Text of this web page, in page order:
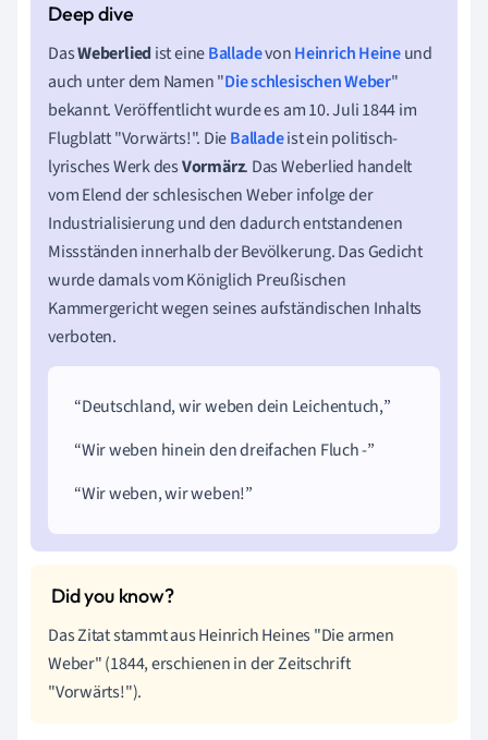
DasWeberlied ist eineBalladevonHeinrich Heineund
auch unter dem Namen "Die schlesischen Weber"
bekannt. Veröffentlicht wurde es am 10. Juli 1844 im
Flugblatt "Vorwärts!". DieBalladeist ein politisch-
lyrisches Werk desVormärz. Das Weberlied handelt
vom Elend der schlesischen Weber infolge der
Industrialisierung und den dadurch entstandenen
Missständen innerhalb der Bevölkerung. Das Gedicht
wurde damals vom Königlich Preußischen
Kammergericht wegen seines aufständischen Inhalts
verboten.
Deutschland, wir weben dein Leichentuch,
Wir weben hinein den dreifachen Fluch -
Wir weben, wir weben!
Das Zitat stammt aus Heinrich Heines "Die armen
Weber" (1844, erschienen in der Zeitschrift
"Vorwärts!").